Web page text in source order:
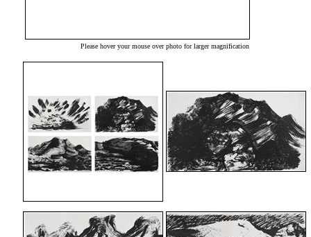
Please hover your mouse over photo for larger magnification